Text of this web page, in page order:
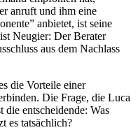
anruft und ihm eine
anbietet, ist seine
Neugier: Der Berater
aus dem Nachlass
die Vorteile einer
Die Frage, die Luca
entscheidende: Was
es tatsächlich?